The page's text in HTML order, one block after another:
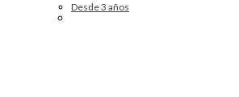
Desde 3 años